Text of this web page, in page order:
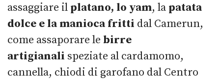
assaggiare il platano, lo yam, la patata
dolce e la manioca fritti dal Camerun,
come assaporare le birre
artigianali speziate al cardamomo,
cannella, chiodi di garofano dal Centro